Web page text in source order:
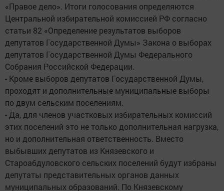
«Правое дело». Итоги голосования определяются
Центральной избирательной комиссией РФ согласно
статьи 82 «Определение результатов выборов
депутатов Государственной Думы» Закона о выборах
депутатов Государственной Думы Федерального
Собрания Российской Федерации.
- Кроме выборов депутатов Государственной Думы,
проходят и дополнительные муниципальные выборы
по двум сельским поселениям.
- Да, для членов участковых избирательных комиссий
этих поселений это не только дополнительная нагрузка,
но и дополнительная ответственность. Вместо
выбывших депутатов из Князевского и
Староабдуловского сельских поселений будут избраны
депутаты представительных органов данных
муниципальных образований. По Князевскому